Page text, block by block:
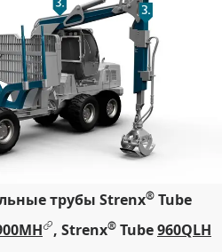
трубы Strenx® Tube
, Strenx® Tube960QLH